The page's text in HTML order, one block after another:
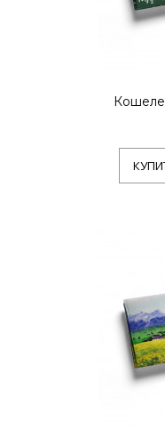
где